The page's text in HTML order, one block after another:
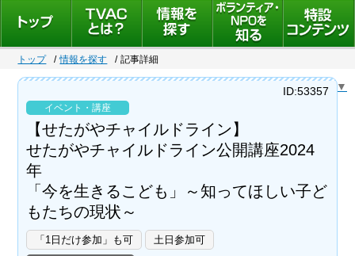
トップ 情報を探す 記事詳細
Select Language ▼
イベント・講座
【せたがやチャイルドライン】
せたがやチャイルドライン公開講座2024
年
「今を生きるこども」～知ってほしい子ど
もたちの現状～
「1日だけ参加」も可
土日参加可
ID:53357